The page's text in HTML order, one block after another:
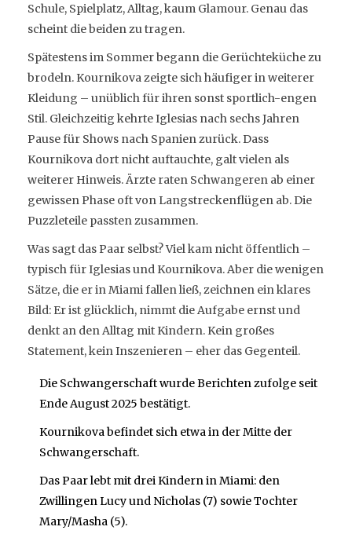
Schule, Spielplatz, Alltag, kaum Glamour. Genau das
scheint die beiden zu tragen.
Spätestens im Sommer begann die Gerüchteküche zu
brodeln. Kournikova zeigte sich häufiger in weiterer
Kleidung – unüblich für ihren sonst sportlich-engen
Stil. Gleichzeitig kehrte Iglesias nach sechs Jahren
Pause für Shows nach Spanien zurück. Dass
Kournikova dort nicht auftauchte, galt vielen als
weiterer Hinweis. Ärzte raten Schwangeren ab einer
gewissen Phase oft von Langstreckenflügen ab. Die
Puzzleteile passten zusammen.
Was sagt das Paar selbst? Viel kam nicht öffentlich –
typisch für Iglesias und Kournikova. Aber die wenigen
Sätze, die er in Miami fallen ließ, zeichnen ein klares
Bild: Er ist glücklich, nimmt die Aufgabe ernst und
denkt an den Alltag mit Kindern. Kein großes
Statement, kein Inszenieren – eher das Gegenteil.
Die Schwangerschaft wurde Berichten zufolge seit
Ende August 2025 bestätigt.
Kournikova befindet sich etwa in der Mitte der
Schwangerschaft.
Das Paar lebt mit drei Kindern in Miami: den
Zwillingen Lucy und Nicholas (7) sowie Tochter
Mary/Masha (5).